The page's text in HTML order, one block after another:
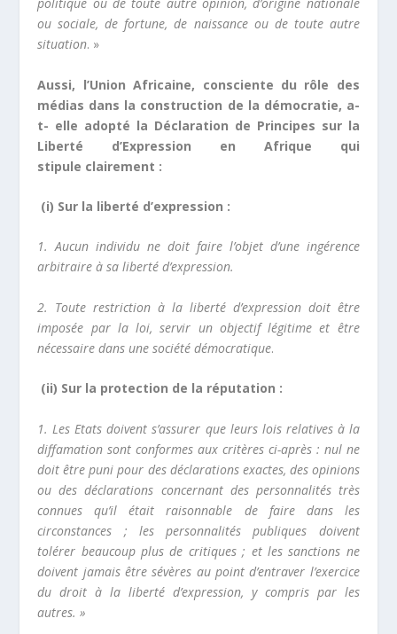
ou sociale, de fortune, de naissance ou de toute autre
situation. »
Aussi, l’Union Africaine, consciente du rôle des
médias dans la construction de la démocratie, a-
t- elle adopté la Déclaration de Principes sur la
Liberté d’Expression en Afrique qui
stipule clairement :
(i) Sur la liberté d’expression :
1. Aucun individu ne doit faire l’objet d’une ingérence
arbitraire à sa liberté d’expression.
2. Toute restriction à la liberté d’expression doit être
imposée par la loi, servir un objectif légitime et être
nécessaire dans une société démocratique.
(ii) Sur la protection de la réputation :
1. Les Etats doivent s’assurer que leurs lois relatives à la
diffamation sont conformes aux critères ci-après : nul ne
doit être puni pour des déclarations exactes, des opinions
ou des déclarations concernant des personnalités très
connues qu’il était raisonnable de faire dans les
circonstances ; les personnalités publiques doivent
tolérer beaucoup plus de critiques ; et les sanctions ne
doivent jamais être sévères au point d’entraver l’exercice
du droit à la liberté d’expression, y compris par les
autres. »